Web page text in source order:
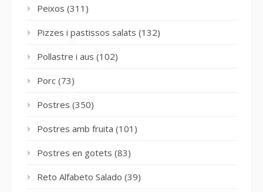
Peixos (311)
Pizzes i pastissos salats (132)
Pollastre i aus (102)
Porc (73)
Postres (350)
Postres amb fruita (101)
Postres en gotets (83)
Reto Alfabeto Salado (39)